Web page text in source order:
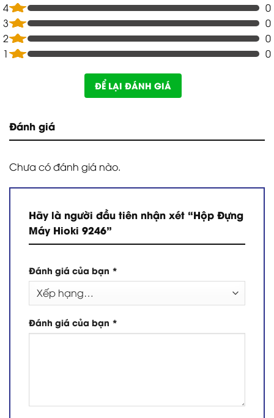
4
0
3
0
2
0
1
0
ĐỂ LẠI ĐÁNH GIÁ
Đánh giá
Chưa có đánh giá nào.
Hãy là người đầu tiên nhận xét “Hộp Đựng
Máy Hioki 9246”
Đánh giá của bạn *
Đánh giá của bạn *